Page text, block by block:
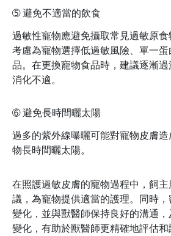
➄避免不適當的飲食
過敏性寵物應避免攝取常見過敏原
考慮為寵物選擇低過敏風險、單一
品。在更換寵物食品時，建議逐漸
消化不適。
➅避免長時間曬太陽
過多的紫外線曝曬可能對寵物皮膚
物長時間曬太陽。
在照護過敏皮膚的寵物過程中，飼
議，為寵物提供適當的護理。同時
變化，並與獸醫師保持良好的溝通
變化，有助於獸醫師更精確地評估和